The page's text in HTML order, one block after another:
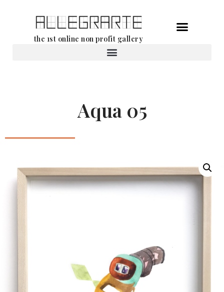
the 1st online non profit gallery
Aqua 05